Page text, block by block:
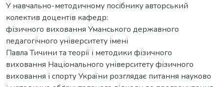
У навчально-методичному посібнику авторський
колектив доцентів кафедр:
фізичного виховання Уманського державного
педагогічного університету імені
Павла Тичини та теорії і методики фізичного
виховання Національного університету фізичного
виховання і спорту України розглядає питання науково